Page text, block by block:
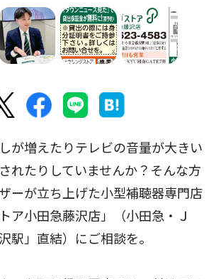
が増えたりテレビの音量が大きい
れたりしていませんか？そんな方
ーが立ち上げた小型補聴器専門店
ア小田急藤沢店」（小田急・Ｊ
駅」直結）にご相談を。